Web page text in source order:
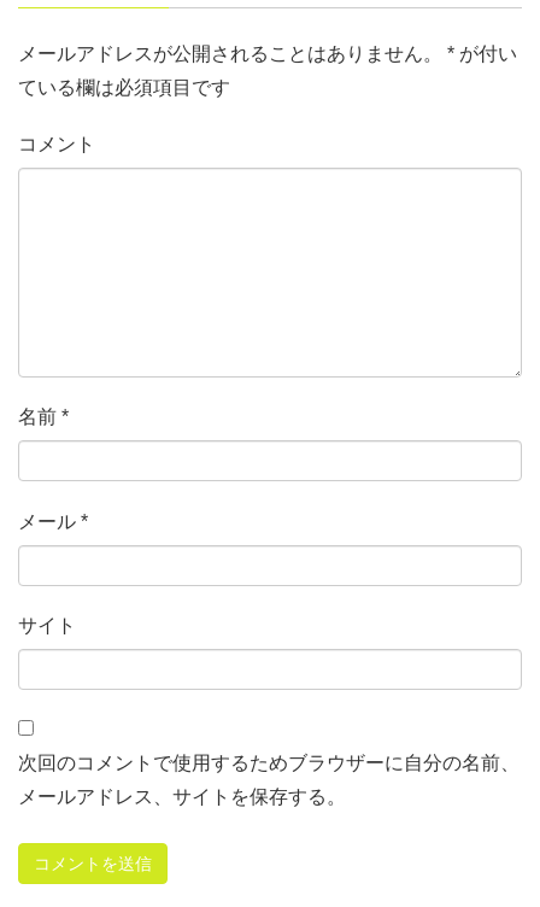
メールアドレスが公開されることはありません。 * が付い
ている欄は必須項目です
コメント
名前 *
メール *
サイト
次回のコメントで使用するためブラウザーに自分の名前、
メールアドレス、サイトを保存する。